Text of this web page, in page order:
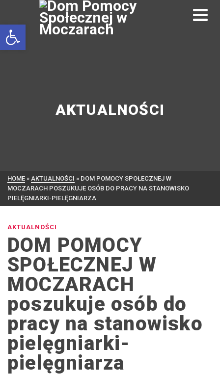
AKTUALNOŚCI
HOME » AKTUALNOŚCI » DOM POMOCY SPOŁECZNEJ W
MOCZARACH POSZUKUJE OSÓB DO PRACY NA STANOWISKO
PIELĘGNIARKI-PIELĘGNIARZA
AKTUALNOŚCI
DOM POMOCY
SPOŁECZNEJ W
MOCZARACH
poszukuje osób do
pracy na stanowisko
pielęgniarki-
pielęgniarza
Otwórz pasek narzędzi